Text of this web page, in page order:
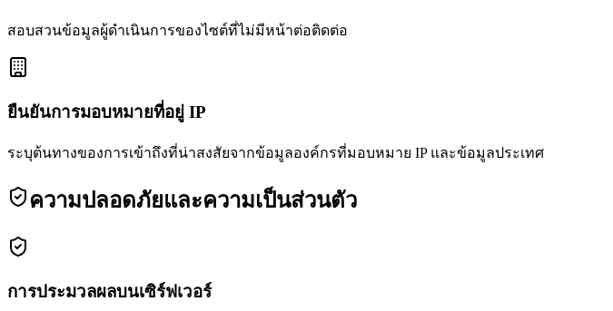
สอบสวนข้อมูลผู้ดำเนินการของไซต์ที่ไม่มีหน้าต่อติดต่อ
ยืนยันการมอบหมายที่อยู่ IP
ระบุต้นทางของการเข้าถึงที่น่าสงสัยจากข้อมูลองค์กรที่มอบหมาย IP และข้อมูลประเทศ
ความปลอดภัยและความเป็นส่วนตัว
การประมวลผลบนเซิร์ฟเวอร์